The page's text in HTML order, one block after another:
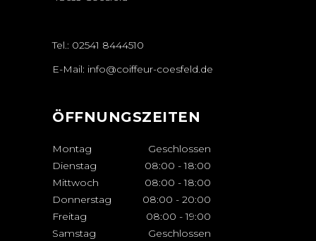
Tel.: 02541 8444510
E-Mail: info@coiffeur-coesfeld.de
ÖFFNUNGSZEITEN
Montag
Geschlossen
Dienstag
08:00 - 18:00
Mittwoch
08:00 - 18:00
Donnerstag
08:00 - 20:00
Freitag
08:00 - 19:00
Samstag
Geschlossen